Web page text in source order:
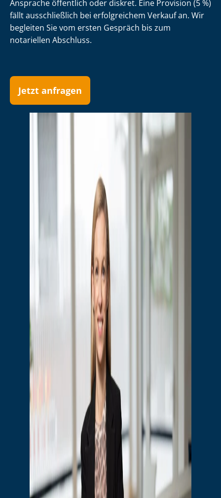
Ansprache öffentlich oder diskret. Eine Provision (5 %)
fällt ausschließlich bei erfolgreichem Verkauf an. Wir
begleiten Sie vom ersten Gespräch bis zum
notariellen Abschluss.
Jetzt anfragen